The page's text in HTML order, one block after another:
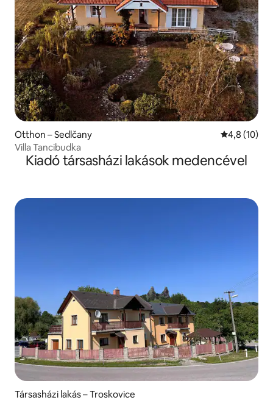
Otthon – Sedlčany Átlagos
4,8 (10)
Villa Tancibudka
Kiadó társasházi lakások medencével
Társasházi lakás – Troskovice